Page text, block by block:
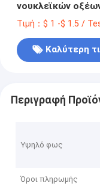
νουκλεϊκών
Beads
Τιμή：$ 1 -$ 1.5 /
Καλύτερη
Περιγραφή
Υψηλό φως
Όροι πληρωμής